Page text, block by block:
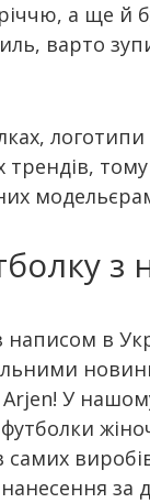
а ще й
варто
з
в
Arjen! У
виробів,
за